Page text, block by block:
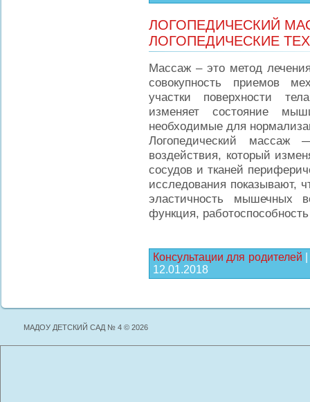
ЛОГОПЕДИЧЕСКИЙ
ЛОГОПЕДИЧЕСКИЕ
Массаж – это метод
совокупность приемов
участки поверхности
изменяет состояние
необходимые для
Логопедический массаж
воздействия, который
сосудов и тканей
исследования показывают,
эластичность мышечных
функция,
Консультации для родителей
12.01.2018
МАДОУ ДЕТСКИЙ САД № 4 © 2026